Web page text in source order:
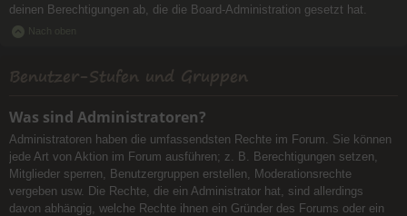
deinen Berechtigungen ab, die die Board-Administration gesetzt hat.
Nach oben
Benutzer-Stufen und Gruppen
Was sind Administratoren?
Administratoren haben die umfassendsten Rechte im Forum. Sie können
jede Art von Aktion im Forum ausführen; z. B. Berechtigungen setzen,
Mitglieder sperren, Benutzergruppen erstellen, Moderationsrechte
vergeben usw. Die Rechte, die ein Administrator hat, sind allerdings
davon abhängig, welche Rechte ihnen ein Gründer des Forums oder ein